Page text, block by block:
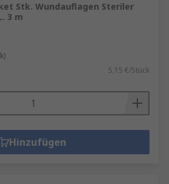
Stk. Wundauflagen Steriler
3 m
5,15 €/Stück
Hinzufügen